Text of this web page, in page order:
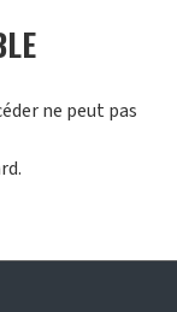
ne peut pas